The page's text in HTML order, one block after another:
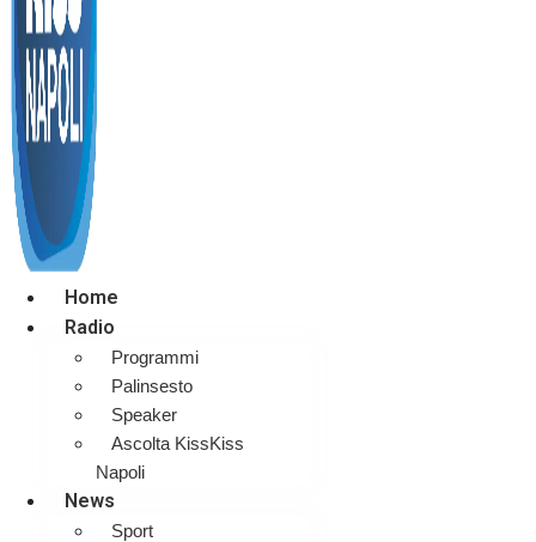
Home
Radio
Programmi
Palinsesto
Speaker
Ascolta KissKiss
Napoli
News
Sport